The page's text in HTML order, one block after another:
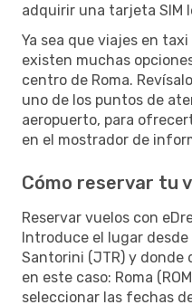
adquirir una tarjeta SIM
Ya sea que viajes en
existen muchas
centro de Roma.
uno de los puntos de
aeropuerto, para
en el mostrador de
Cómo reservar tu
Reservar vuelos con
Introduce el lugar
Santorini (JTR) y donde
en este caso: Roma
seleccionar las fechas